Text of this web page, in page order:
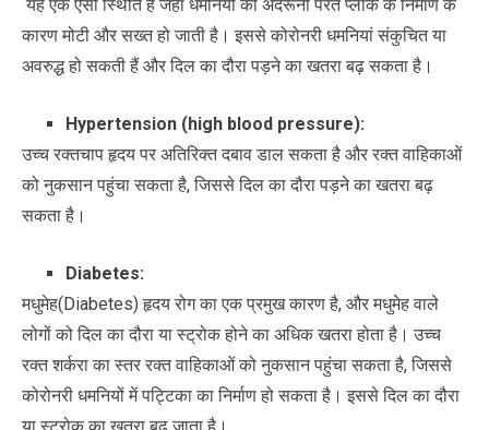
यह एक ऐसी स्थिति है जहां धमनियों की अंदरूनी परत प्लाक के निर्माण के
कारण मोटी और सख्त हो जाती है। इससे कोरोनरी धमनियां संकुचित या
अवरुद्ध हो सकती हैं और दिल का दौरा पड़ने का खतरा बढ़ सकता है।
Hypertension (high blood pressure):
उच्च रक्तचाप हृदय पर अतिरिक्त दबाव डाल सकता है और रक्त वाहिकाओं
को नुकसान पहुंचा सकता है, जिससे दिल का दौरा पड़ने का खतरा बढ़
सकता है।
Diabetes:
मधुमेह(Diabetes) हृदय रोग का एक प्रमुख कारण है, और मधुमेह वाले
लोगों को दिल का दौरा या स्ट्रोक होने का अधिक खतरा होता है। उच्च
रक्त शर्करा का स्तर रक्त वाहिकाओं को नुकसान पहुंचा सकता है, जिससे
कोरोनरी धमनियों में पट्टिका का निर्माण हो सकता है। इससे दिल का दौरा